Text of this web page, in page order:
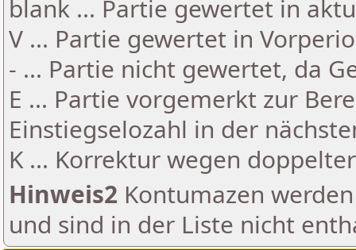
blank ... Partie gewertet in
V ... Partie gewertet in
- ... Partie nicht gewertet, da
E ... Partie vorgemerkt zur
Einstiegselozahl in der
K ... Korrektur wegen
Hinweis2 Kontumazen
und sind in der Liste nicht